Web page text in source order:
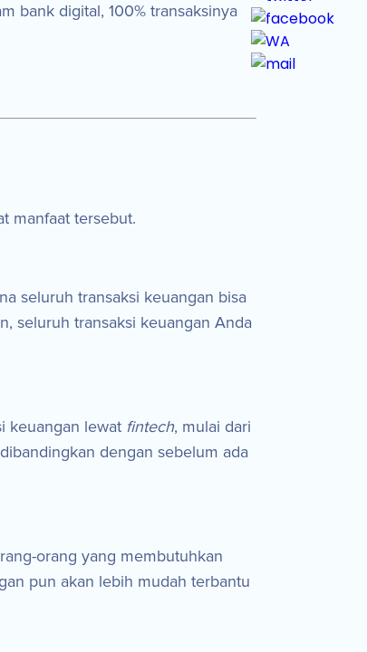
bank digital, 100% transaksinya
manfaat tersebut.
seluruh transaksi keuangan bisa
seluruh transaksi keuangan Anda
keuangan lewat fintech, mulai dari
dengan sebelum ada
orang yang membutuhkan
pun akan lebih mudah terbantu